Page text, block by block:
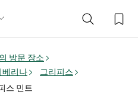
방문 장소
베리나
그리피스
스 민트